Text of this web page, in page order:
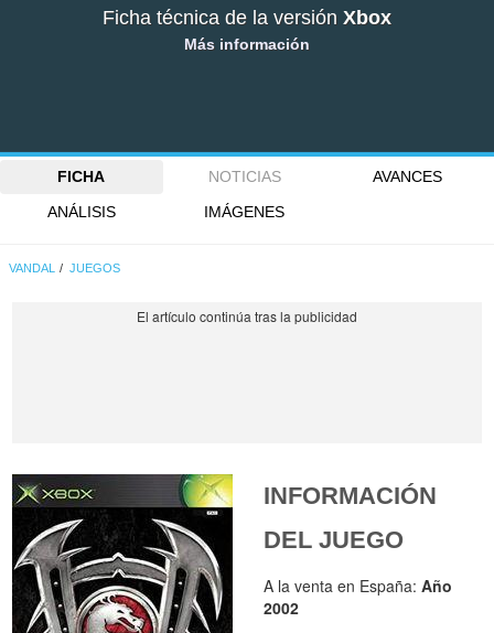
Ficha técnica de la versión Xbox
Más información
FICHA NOTICIAS
AVANCES
ANÁLISIS
IMÁGENES
VANDAL JUEGOS
INFORMACIÓN
DEL JUEGO
A la venta en España:Año
2002